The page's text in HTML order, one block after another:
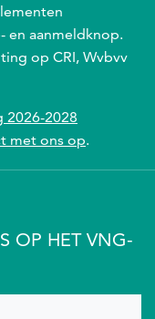
en aanmeldknop.
op CRI, Wvbvv
2026-2028
met ons op.
OP HET VNG-